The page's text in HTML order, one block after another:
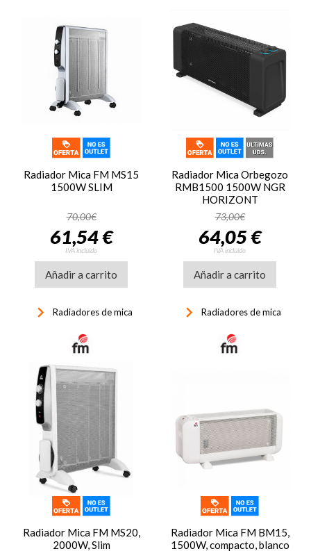
Radiador Mica FM MS15
1500W SLIM
70,00€
61,54 €
IVA incluido
Añadir a carrito
keyboard_arrow_right Radiadores de mica
Radiador Mica Orbegozo
RMB1500 1500W NGR
HORIZONT
73,00€
64,05 €
IVA incluido
Añadir a carrito
keyboard_arrow_right Radiadores de mica
Radiador Mica FM MS20,
2000W, Slim
Radiador Mica FM BM15,
1500W, compacto, blanco